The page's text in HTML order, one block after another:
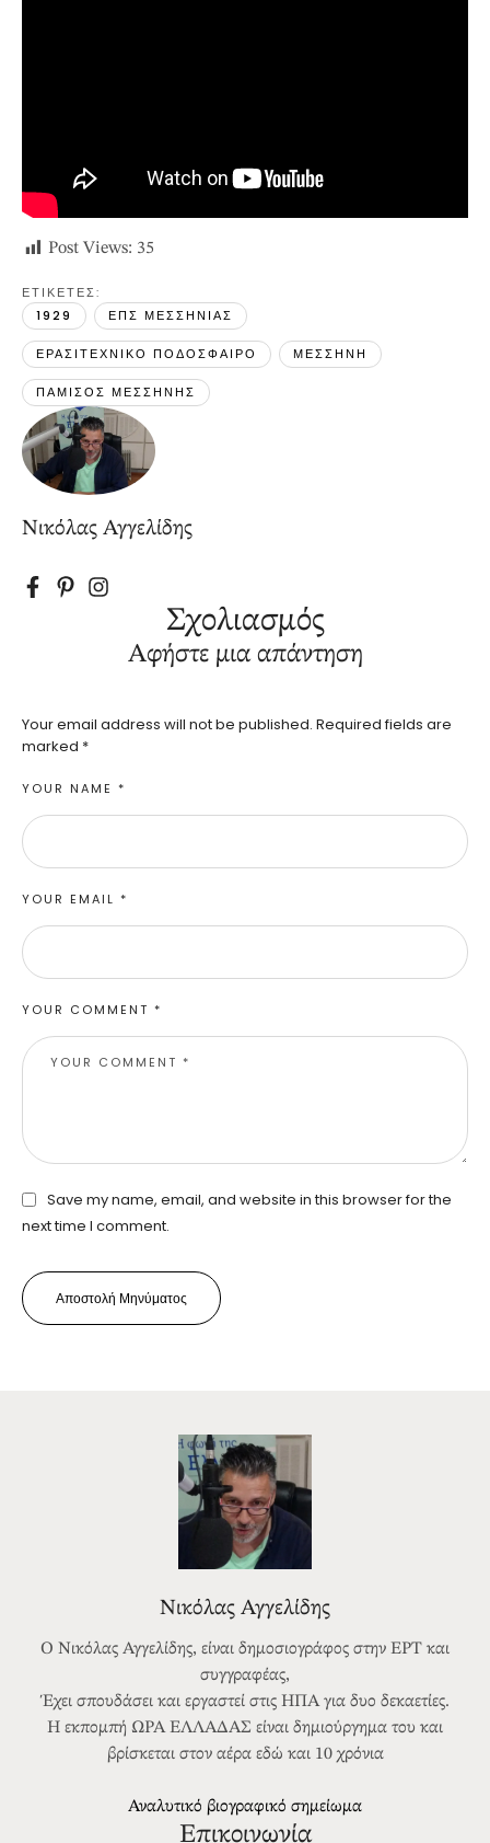
Post Views: 35
ΕΤΙΚΕΤΕΣ:
1929
ΕΠΣ ΜΕΣΣΗΝΙΑΣ
ΕΡΑΣΙΤΕΧΝΙΚΟ ΠΟΔΟΣΦΑΙΡΟ ΜΕΣΣΗΝΗ
ΠΑΜΙΣΟΣ ΜΕΣΣΗΝΗΣ
Νικόλας Αγγελίδης
Σχολιασμός
Αφήστε μια απάντηση
Your email address will not be published. Required fields are
marked *
YOUR COMMENT *
YOUR NAME *
YOUR EMAIL *
Save my name, email, and website in this browser for the
next time I comment.
Αποστολή Μηνύματος
Νικόλας Αγγελίδης
Ο Νικόλας Αγγελίδης, είναι δημοσιογράφος στην ΕΡΤ και
συγγραφέας,
Έχει σπουδάσει και εργαστεί στις ΗΠΑ για δυο δεκαετίες.
Η εκπομπή ΩΡΑ ΕΛΛΑΔΑΣ είναι δημιούργημα του και
βρίσκεται στον αέρα εδώ και 10 χρόνια
Αναλυτικό βιογραφικό σημείωμα
Επικοινωνία